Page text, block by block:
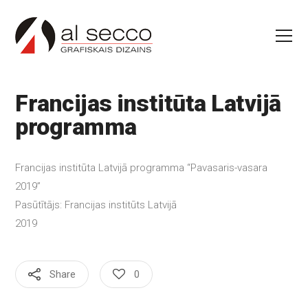
Francijas institūta Latvijā
programma
Francijas institūta Latvijā programma “Pavasaris-vasara
2019”
Pasūtītājs: Francijas institūts Latvijā
2019
Share 0